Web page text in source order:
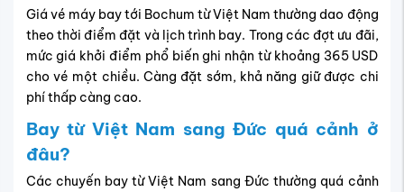
Giá vé máy bay tới Bochum từ Việt Nam thường dao động
theo thời điểm đặt và lịch trình bay. Trong các đợt ưu đãi,
mức giá khởi điểm phổ biến ghi nhận từ khoảng 365 USD
cho vé một chiều. Càng đặt sớm, khả năng giữ được chi
phí thấp càng cao.
Bay từ Việt Nam sang Đức quá cảnh ở
đâu?
Các chuyến bay từ Việt Nam sang Đức thường quá cảnh